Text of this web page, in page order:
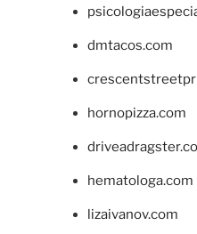
dmtacos.com
hornopizza.com
hematologa.com
lizaivanov.com